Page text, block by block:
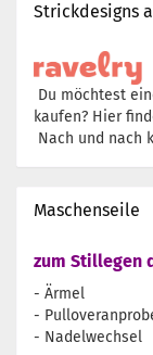
Strickdesigns
Du möchtest
kaufen? Hier
Nach und nach
Maschenseile
zum Stillegen
- Ärmel
-
- Nadelwechsel